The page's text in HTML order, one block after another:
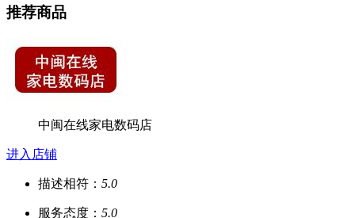
推荐商品
中闽在线家电数码店
进入店铺
描述相符： 5.0
服务态度： 5.0